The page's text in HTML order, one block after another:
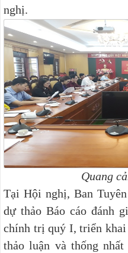
nghị.
Quang
Tại Hội nghị, Ban
dự thảo Báo cáo đánh
chính trị quý I, triển
thảo luận và thống